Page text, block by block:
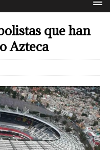
que han
Azteca